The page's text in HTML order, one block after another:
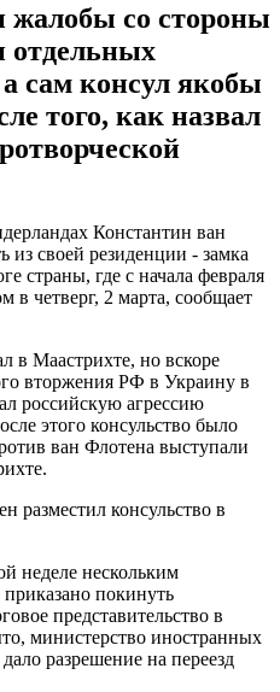
жалобы со стороны
отдельных
сам консул якобы
того, как назвал
Константин ван
своей резиденции - замка
страны, где с начала февраля
в четверг, 2 марта, сообщает
в Маастрихте, но вскоре
вторжения РФ в Украину в
российскую агрессию
этого консульство было
ван Флотена выступали
разместил консульство в
неделе нескольким
покинуть
представительство в
министерство иностранных
разрешение на переезд